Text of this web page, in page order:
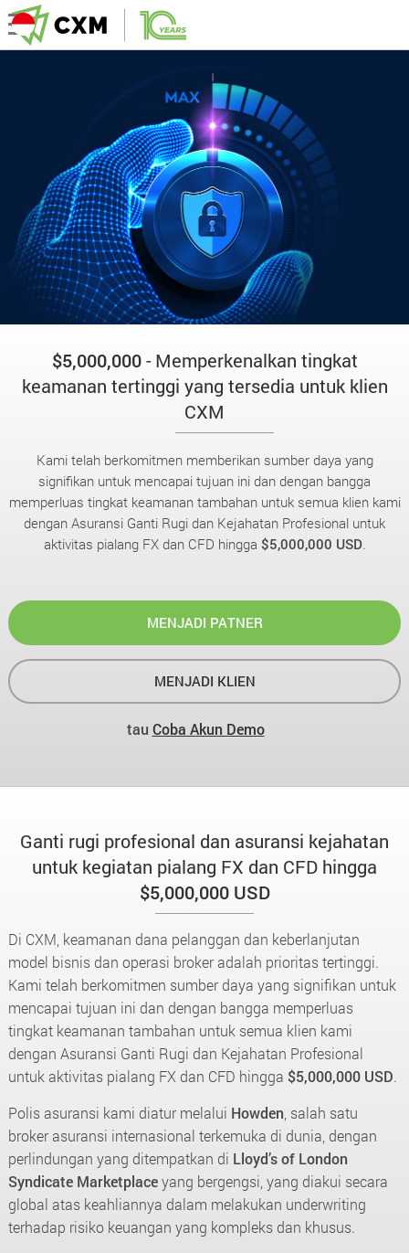
$5,000,000- Memperkenalkan tingkat
keamanan tertinggi yang tersedia untuk klien
CXM
Kami telah berkomitmen memberikan sumber daya yang
signifikan untuk mencapai tujuan ini dan dengan bangga
memperluas tingkat keamanan tambahan untuk semua klien kami
dengan Asuransi Ganti Rugi dan Kejahatan Profesional untuk
aktivitas pialang FX dan CFD hingga $5,000,000 USD.
MENJADI PATNER
MENJADI KLIEN
tau Coba Akun Demo
Ganti rugi profesional dan asuransi kejahatan
untuk kegiatan pialang FX dan CFD hingga
$5,000,000 USD
Di CXM, keamanan dana pelanggan dan keberlanjutan
model bisnis dan operasi broker adalah prioritas tertinggi.
Kami telah berkomitmen sumber daya yang signifikan untuk
mencapai tujuan ini dan dengan bangga memperluas
tingkat keamanan tambahan untuk semua klien kami
dengan Asuransi Ganti Rugi dan Kejahatan Profesional
untuk aktivitas pialang FX dan CFD hingga $5,000,000 USD.
Polis asuransi kami diatur melalui Howden , salah satu
broker asuransi internasional terkemuka di dunia, dengan
perlindungan yang ditempatkan di Lloyd’s of London
Syndicate Marketplaceyang bergengsi, yang diakui secara
global atas keahliannya dalam melakukan underwriting
terhadap risiko keuangan yang kompleks dan khusus.